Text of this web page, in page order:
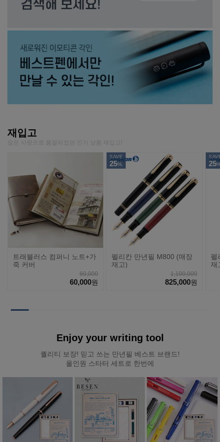
재입고
많은 사랑으로 품절되었던 인기 상품 재입고!
트래블러스 컴퍼니 노트+가
죽 커버
60,000
60,000원
SAVE
25%
펠리칸 만년필 M800 (매장
재고)
1,100,000
825,000원
25
펠
재
Enjoy your writing tool
퀄리티 보장! 믿고 쓰는 만년필 베스트 브랜드!
올인원 스타터 세트로 한번에